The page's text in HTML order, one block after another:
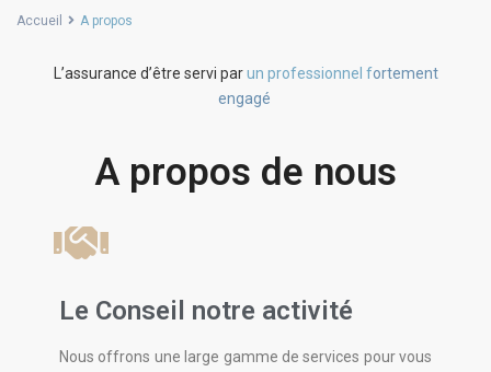
Accueil A propos
L’assurance d’être servi parun professionnel fortement
engagé
A propos de nous
Le Conseil notre activité
Nous offrons une large gamme de services pour vous